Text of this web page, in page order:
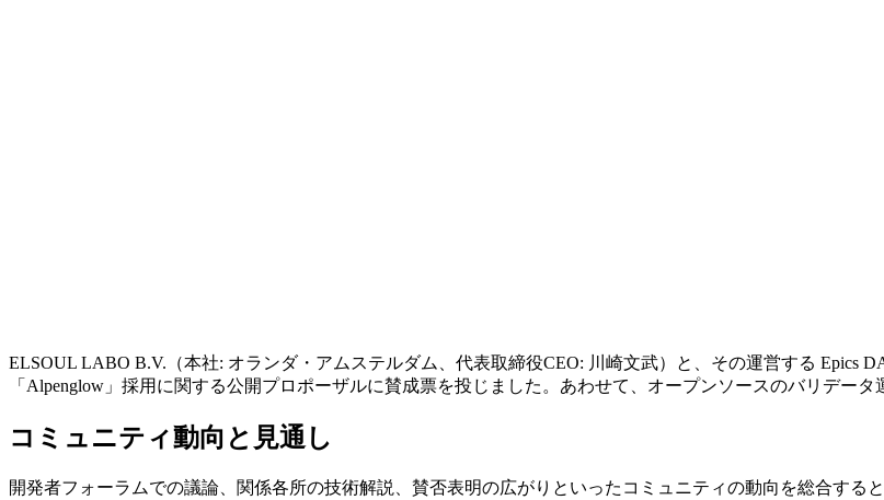
ELSOUL LABO B.V.（本社: オランダ・アムステルダム、代表取締役CEO: 川崎文武）と、その運営する Epics
「Alpenglow」採用に関する公開プロポーザルに賛成票を投じました。あわせて、オープンソースのバリデー
コミュニティ動向と見通し
開発者フォーラムでの議論、関係各所の技術解説、賛否表明の広がりといったコミュニティの動向を総合す